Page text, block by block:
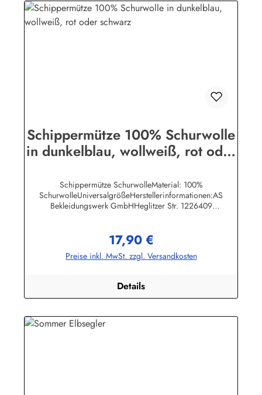
Schippermütze 100% Schurwolle
in dunkelblau, wollweiß, rot oder
Schippermütze SchurwolleMaterial: 100%
SchurwolleUniversalgrößeHerstellerinformationen:AS
Bekleidungswerk GmbHHeglitzer Str. 1226409
Regulärer Preis:
17,90 €
Preise inkl. MwSt. zzgl. Versandkosten
Details